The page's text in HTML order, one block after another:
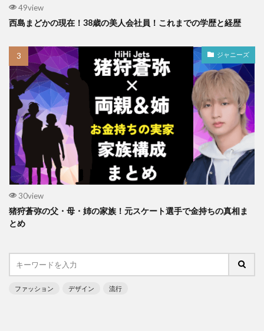
49view
西島まどかの現在！38歳の美人会社員！これまでの学歴と経歴
ジャニーズ
30view
猪狩蒼弥の父・母・姉の家族！元スケート選手で金持ちの真相ま
とめ
ファッション デザイン 流行